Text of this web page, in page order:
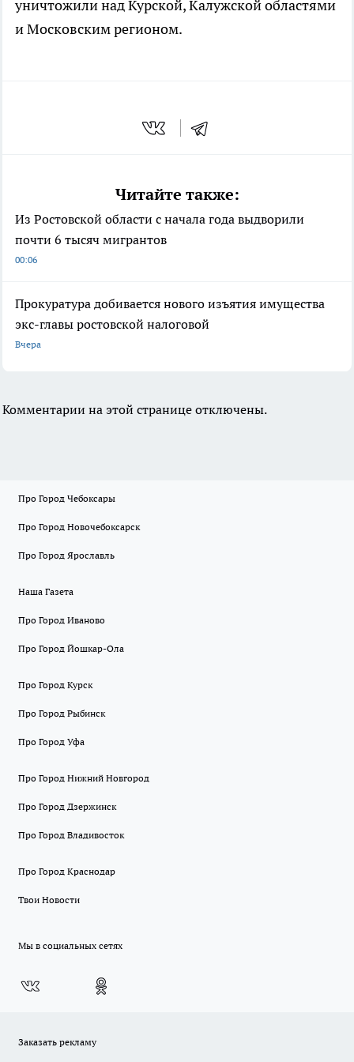
уничтожили над Курской, Калужской областями
и Московским регионом.
Читайте также:
Из Ростовской области с начала года выдворили
почти 6 тысяч мигрантов
00:06
Прокуратура добивается нового изъятия имущества
экс-главы ростовской налоговой
Вчера
Комментарии на этой странице отключены.
Про Город Чебоксары
Про Город Новочебоксарск
Про Город Ярославль
Наша Газета
Про Город Иваново
Про Город Йошкар-Ола
Про Город Курск
Про Город Рыбинск
Про Город Уфа
Про Город Нижний Новгород
Про Город Дзержинск
Про Город Владивосток
Про Город Краснодар
Твои Новости
Мы в социальных сетях
Заказать рекламу